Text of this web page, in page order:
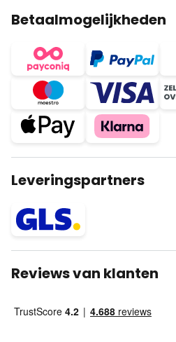
Betaalmogelijkheden
Leveringspartners
Reviews van klanten